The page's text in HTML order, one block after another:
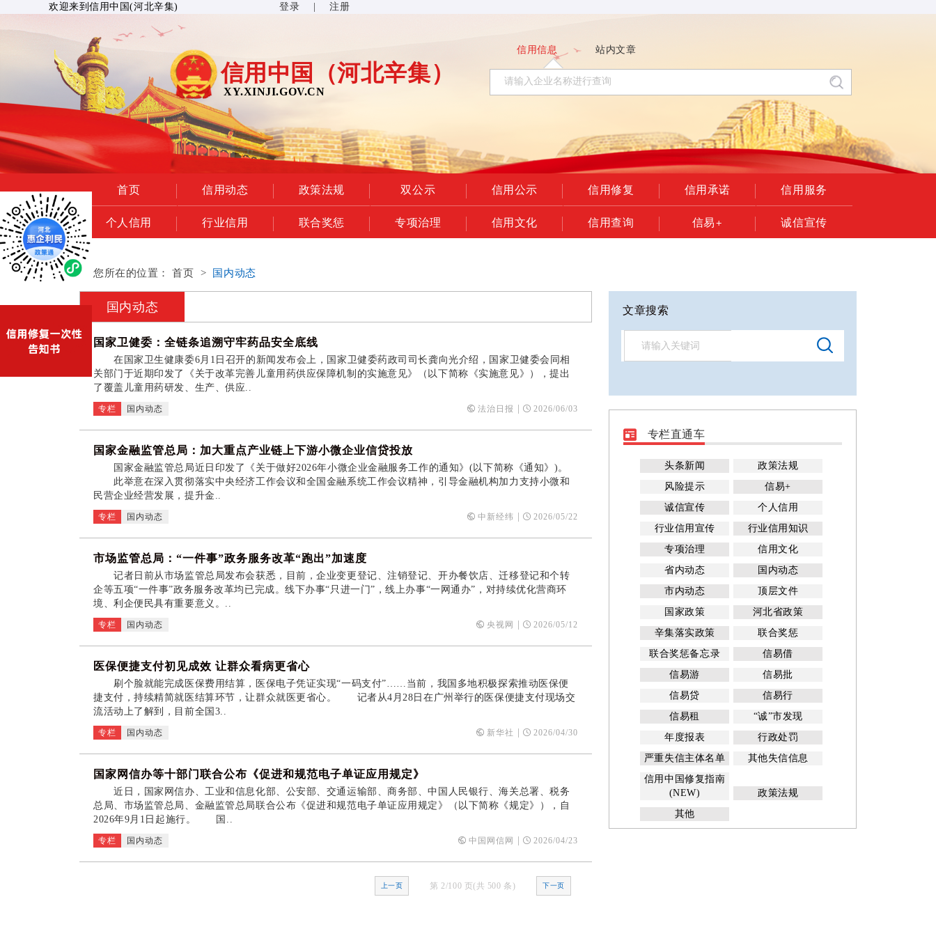
欢迎来到信用中国(河北辛集) 登录 注册
信用中国（河北辛集）
XY.XINJI.GOV.CN
信用信息 站内文章
首页 信用动态 政策法规 双公示 信用公示 信用修复 信用承诺 信用服务
个人信用 行业信用 联合奖惩 专项治理 信用文化 信用查询 信易+ 诚信宣传
您所在的位置：首页 > 国内动态
国内动态
国家卫健委：全链条追溯守牢药品安全底线
在国家卫生健康委6月1日召开的新闻发布会上，国家卫健委药政司司长龚向光介绍，国家卫健委会同相
关部门于近期印发了《关于改革完善儿童用药供应保障机制的实施意见》（以下简称《实施意见》），提出
了覆盖儿童用药研发、生产、供应..
专栏 国内动态 法治日报 2026/06/03
国家金融监管总局：加大重点产业链上下游小微企业信贷投放
国家金融监管总局近日印发了《关于做好2026年小微企业金融服务工作的通知》(以下简称《通知》)。
此举意在深入贯彻落实中央经济工作会议和全国金融系统工作会议精神，引导金融机构加力支持小微和
民营企业经营发展，提升金..
专栏 国内动态 中新经纬 2026/05/22
市场监管总局：“一件事”政务服务改革“跑出”加速度
记者日前从市场监管总局发布会获悉，目前，企业变更登记、注销登记、开办餐饮店、迁移登记和个转
企等五项“一件事”政务服务改革均已完成。线下办事“只进一门”，线上办事“一网通办”，对持续优化营商环
境、利企便民具有重要意义。..
专栏 国内动态 央视网 2026/05/12
医保便捷支付初见成效 让群众看病更省心
刷个脸就能完成医保费用结算，医保电子凭证实现“一码支付”……当前，我国多地积极探索推动医保便
捷支付，持续精简就医结算环节，让群众就医更省心。 记者从4月28日在广州举行的医保便捷支付现场交
流活动上了解到，目前全国3..
专栏 国内动态 新华社 2026/04/30
国家网信办等十部门联合公布《促进和规范电子单证应用规定》
近日，国家网信办、工业和信息化部、公安部、交通运输部、商务部、中国人民银行、海关总署、税务
总局、市场监管总局、金融监管总局联合公布《促进和规范电子单证应用规定》（以下简称《规定》），自
2026年9月1日起施行。 国..
专栏 国内动态 中国网信网 2026/04/23
下一页
第 2/100 页(共 500 条)
上一页
文章搜索
专栏直通车
头条新闻
政策法规
风险提示
信易+
诚信宣传
个人信用
行业信用宣传
行业信用知识
专项治理
信用文化
省内动态
国内动态
市内动态
顶层文件
国家政策
河北省政策
辛集落实政策
联合奖惩
联合奖惩备忘录
信易借
信易游
信易批
信易贷
信易行
信易租
“诚”市发现
年度报表
行政处罚
严重失信主体名单
其他失信信息
信用中国修复指南
(NEW)
政策法规
其他